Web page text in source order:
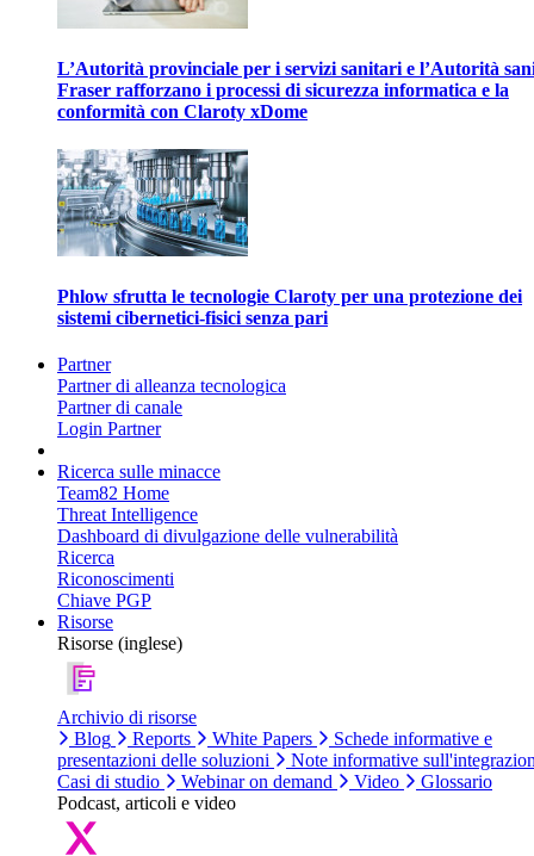
L’Autorità provinciale per i servizi sanitari e l’Autorità
Fraser rafforzano i processi di sicurezza informatica e la
conformità con Claroty xDome
Phlow sfrutta le tecnologie Claroty per una protezione dei
sistemi cibernetici-fisici senza pari
Partner
Partner di alleanza tecnologica
Partner di canale
Login Partner
Ricerca sulle minacce
Team82 Home
Threat Intelligence
Dashboard di divulgazione delle vulnerabilità
Ricerca
Riconoscimenti
Chiave PGP
Risorse
Risorse (inglese)
Archivio di risorse
Blog
Reports White Papers
Schede informative e
presentazioni delle soluzioni
Note informative
Casi di studio
Webinar on demand Video
Glossario
Podcast, articoli e video